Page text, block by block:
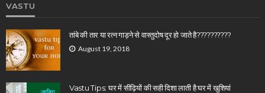
VASTU
तांबे की तार या रत्न गाड़ने से वास्तुदोष दूर हो जाते है??????????
August 19, 2018
Vastu Tips: घर में सीढ़ियों की सही दिशा लाती है घर में खुशियां